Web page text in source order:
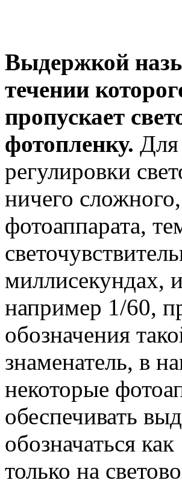
Выдержкой
течении
пропускает
фотопленку. Для
регулировки
ничего
фотоаппарата,
миллисекундах,
например 1/60,
обозначения
знаменатель, в
некоторые
обеспечивать
обозначаться
только на